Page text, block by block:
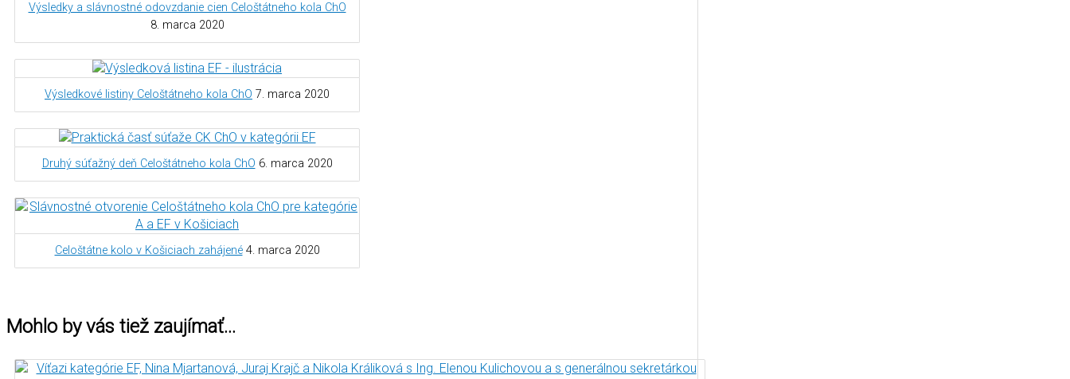
Výsledky a slávnostné odovzdanie cien Celoštátneho kola ChO
8. marca 2020
Výsledkové listiny Celoštátneho kola ChO 7. marca 2020
Druhý súťažný deň Celoštátneho kola ChO 6. marca 2020
Celoštátne kolo v Košiciach zahájené 4. marca 2020
Mohlo by vás tiež zaujímať…